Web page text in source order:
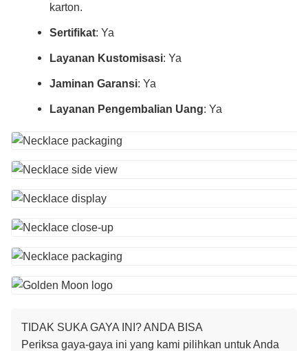
karton.
Sertifikat: Ya
Layanan Kustomisasi: Ya
Jaminan Garansi: Ya
Layanan Pengembalian Uang: Ya
TIDAK SUKA GAYA INI? ANDA BISA
Periksa gaya-gaya ini yang kami pilihkan untuk Anda